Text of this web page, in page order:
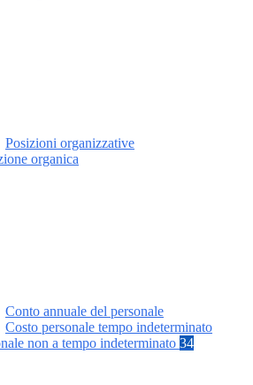
Posizioni organizzative
organica
Conto annuale del personale
Costo personale tempo indeterminato
non a tempo indeterminato 34